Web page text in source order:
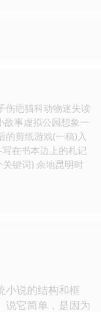
伤疤猫科动物迷失读
故事虚拟公园想象一
的剪纸游戏(一稿)入
在书本边上的札记
键词) 余地昆明时
小说的结构和框
说它简单，是因为